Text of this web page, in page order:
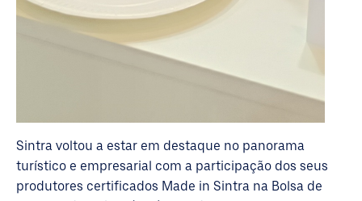
Sintra voltou a estar em destaque no panorama
turístico e empresarial com a participação dos seus
produtores certificados Made in Sintra na Bolsa de